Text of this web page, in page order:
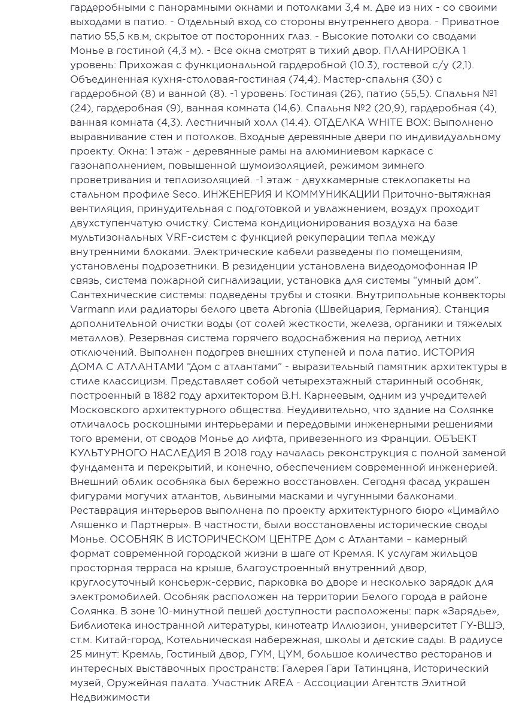
гардеробными с панорамными окнами и потолками 3,4 м. Две из них - со своими
выходами в патио. - Отдельный вход со стороны внутреннего двора. - Приватное
патио 55,5 кв.м, скрытое от посторонних глаз. - Высокие потолки со сводами
Монье в гостиной (4,3 м). - Все окна смотрят в тихий двор. ПЛАНИРОВКА 1
уровень: Прихожая с функциональной гардеробной (10.3), гостевой с/у (2,1).
Объединенная кухня-столовая-гостиная (74,4). Мастер-спальня (30) с
гардеробной (8) и ванной (8). -1 уровень: Гостиная (26), патио (55,5). Спальня №1
(24), гардеробная (9), ванная комната (14,6). Спальня №2 (20,9), гардеробная (4),
ванная комната (4,3). Лестничный холл (14.4). ОТДЕЛКА WHITE BOX: Выполнено
выравнивание стен и потолков. Входные деревянные двери по индивидуальному
проекту. Окна: 1 этаж - деревянные рамы на алюминиевом каркасе с
газонаполнением, повышенной шумоизоляцией, режимом зимнего
проветривания и теплоизоляцией. -1 этаж - двухкамерные стеклопакеты на
стальном профиле Seco. ИНЖЕНЕРИЯ И КОММУНИКАЦИИ Приточно-вытяжная
вентиляция, принудительная с подготовкой и увлажнением, воздух проходит
двухступенчатую очистку. Система кондиционирования воздуха на базе
мультизональных VRF-систем с функцией рекуперации тепла между
внутренними блоками. Электрические кабели разведены по помещениям,
установлены подрозетники. В резиденции установлена видеодомофонная IP
связь, система пожарной сигнализации, установка для системы “умный дом”.
Сантехнические системы: подведены трубы и стояки. Внутрипольные конвекторы
Varmann или радиаторы белого цвета Abronia (Швейцария, Германия). Станция
дополнительной очистки воды (от солей жесткости, железа, органики и тяжелых
металлов). Резервная система горячего водоснабжения на период летних
отключений. Выполнен подогрев внешних ступеней и пола патио. ИСТОРИЯ
ДОМА С АТЛАНТАМИ “Дом с атлантами” - выразительный памятник архитектуры в
стиле классицизм. Представляет собой четырехэтажный старинный особняк,
построенный в 1882 году архитектором В.Н. Карнеевым, одним из учредителей
Московского архитектурного общества. Неудивительно, что здание на Солянке
отличалось роскошными интерьерами и передовыми инженерными решениями
того времени, от сводов Монье до лифта, привезенного из Франции. ОБЪЕКТ
КУЛЬТУРНОГО НАСЛЕДИЯ В 2018 году началась реконструкция с полной заменой
фундамента и перекрытий, и конечно, обеспечением современной инженерией.
Внешний облик особняка был бережно восстановлен. Сегодня фасад украшен
фигурами могучих атлантов, львиными масками и чугунными балконами.
Реставрация интерьеров выполнена по проекту архитектурного бюро «Цимайло
Ляшенко и Партнеры». В частности, были восстановлены исторические своды
Монье. ОСОБНЯК В ИСТОРИЧЕСКОМ ЦЕНТРЕ Дом с Атлантами – камерный
формат современной городской жизни в шаге от Кремля. К услугам жильцов
просторная терраса на крыше, благоустроенный внутренний двор,
круглосуточный консьерж-сервис, парковка во дворе и несколько зарядок для
электромобилей. Особняк расположен на территории Белого города в районе
Солянка. В зоне 10-минутной пешей доступности расположены: парк «Зарядье»,
Библиотека иностранной литературы, кинотеатр Иллюзион, университет ГУ-ВШЭ,
ст.м. Китай-город, Котельническая набережная, школы и детские сады. В радиусе
25 минут: Кремль, Гостиный двор, ГУМ, ЦУМ, большое количество ресторанов и
интересных выставочных пространств: Галерея Гари Татинцяна, Исторический
музей, Оружейная палата. Участник AREA - Ассоциации Агентств Элитной
Недвижимости